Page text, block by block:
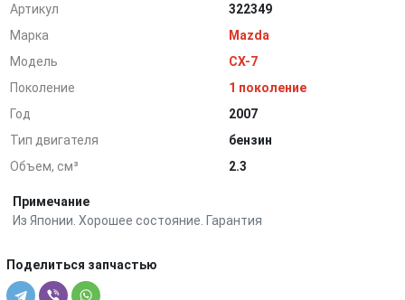
Артикул
322349
Марка
Mazda
Модель
CX-7
Поколение
1 поколение
Год
2007
Тип двигателя
бензин
Объем, см³
2.3
Примечание
Из Японии. Хорошее состояние. Гарантия
Поделиться запчастью